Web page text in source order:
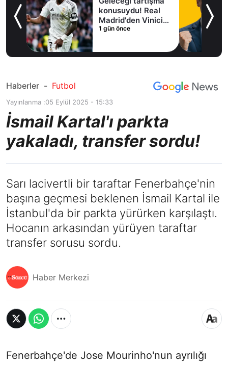
konusuydu! Real
Madrid'den Vinicius
Junior kararı
1 gün önce
Haberler - Futbol
Yayınlanma :05 Eylül 2025 - 15:33
İsmail Kartal'ı parkta
yakaladı, transfer sordu!
Sarı lacivertli bir taraftar Fenerbahçe'nin
başına geçmesi beklenen İsmail Kartal ile
İstanbul'da bir parkta yürürken karşılaştı.
Hocanın arkasından yürüyen taraftar
transfer sorusu sordu.
Haber Merkezi
Fenerbahçe'de Jose Mourinho'nun ayrılığı